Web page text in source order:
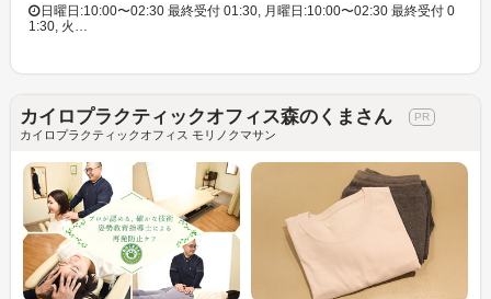
日曜日:10:00〜02:30 最終受付 01:30, 月曜日:10:00〜02:30 最終受付 0
1:30, 火…
カイロプラクティックオフィス森のくまさん
カイロプラクティックオフィス モリノクマサン